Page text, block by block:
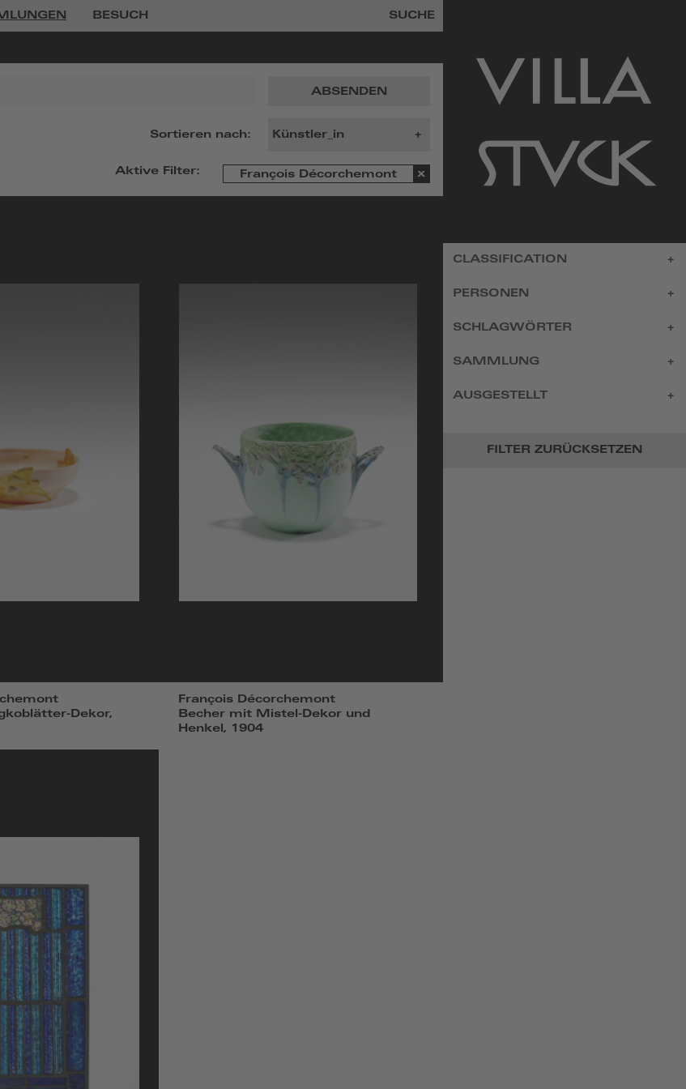
BESUCH SUCHE
ABSENDEN
Sortieren nach:
Aktive Filter: François Décorchemont
Dekor,
François Décorchemont
Becher mit Mistel-Dekor und
Henkel, 1904
Startseite
CLASSIFICATION
PERSONEN
SCHLAGWÖRTER
SAMMLUNG
AUSGESTELLT
FILTER ZURÜCKSETZEN